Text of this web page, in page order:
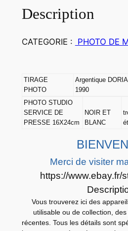
I
A
P
H
O
T
O
Description
CATEGORIE : PHOTO DE
TIRAGE
PHOTO
Argentique
1990
PHOTO STUDIO
SERVICE DE
PRESSE 16X24cm
NOIR ET
BLANC
Merci de visiter
https://www.ebay.fr/
Vous trouverez ici des
utilisable ou de collection,
récentes. Tous les détails sont